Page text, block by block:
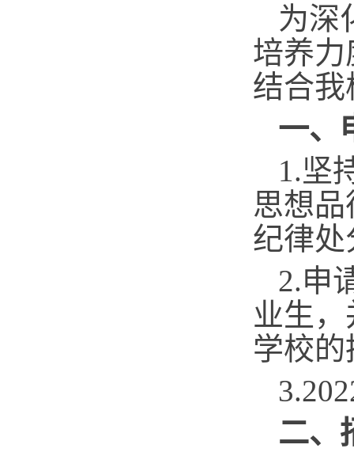
为深
培养
结合
一、
1.坚
思想
纪律
2.申
业生
学校
3.202
二、